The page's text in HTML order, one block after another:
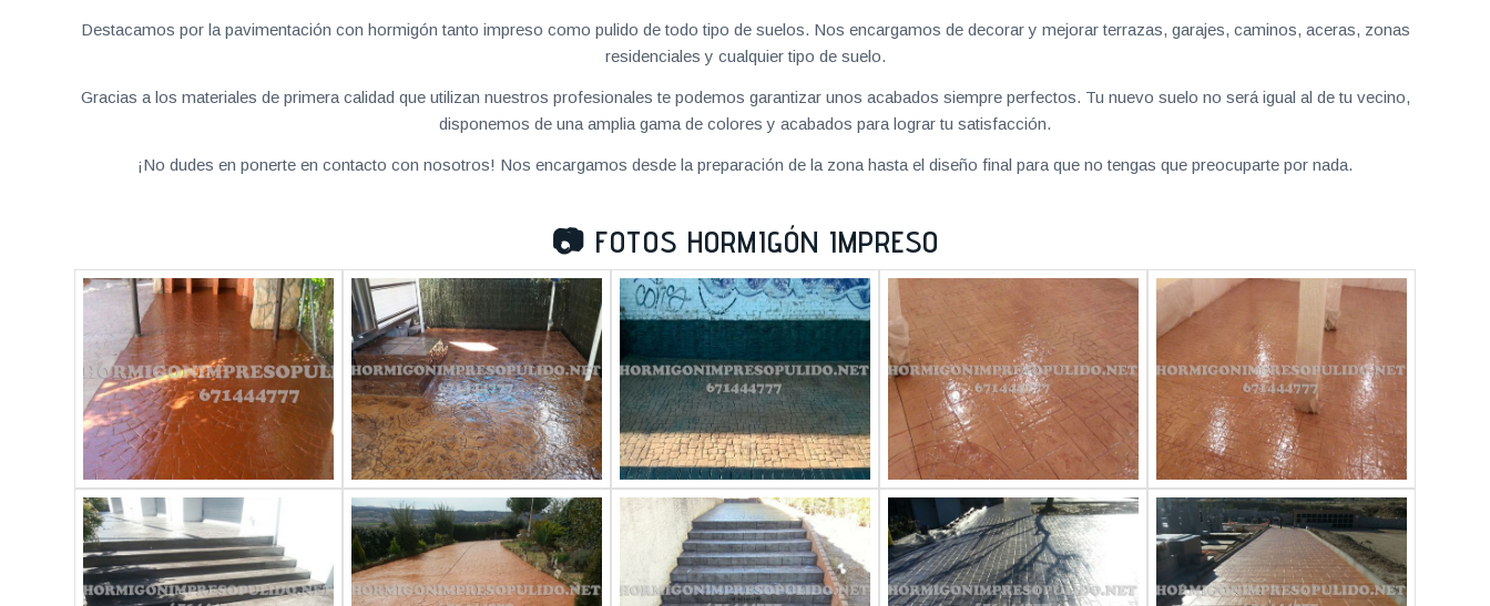
Destacamos por la pavimentación con hormigón tanto impreso como pulido de todo tipo de suelos. Nos encargamos de decorar y mejorar terrazas, garajes, caminos, aceras, zonas
residenciales y cualquier tipo de suelo.
Gracias a los materiales de primera calidad que utilizan nuestros profesionales te podemos garantizar unos acabados siempre perfectos. Tu nuevo suelo no será igual al de tu vecino,
disponemos de una amplia gama de colores y acabados para lograr tu satisfacción.
¡No dudes en ponerte en contacto con nosotros! Nos encargamos desde la preparación de la zona hasta el diseño final para que no tengas que preocuparte por nada.
📷 FOTOS HORMIGÓN IMPRESO